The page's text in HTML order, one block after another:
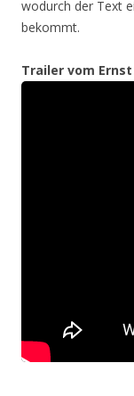
wodurch der Text
bekommt.
Trailer vom